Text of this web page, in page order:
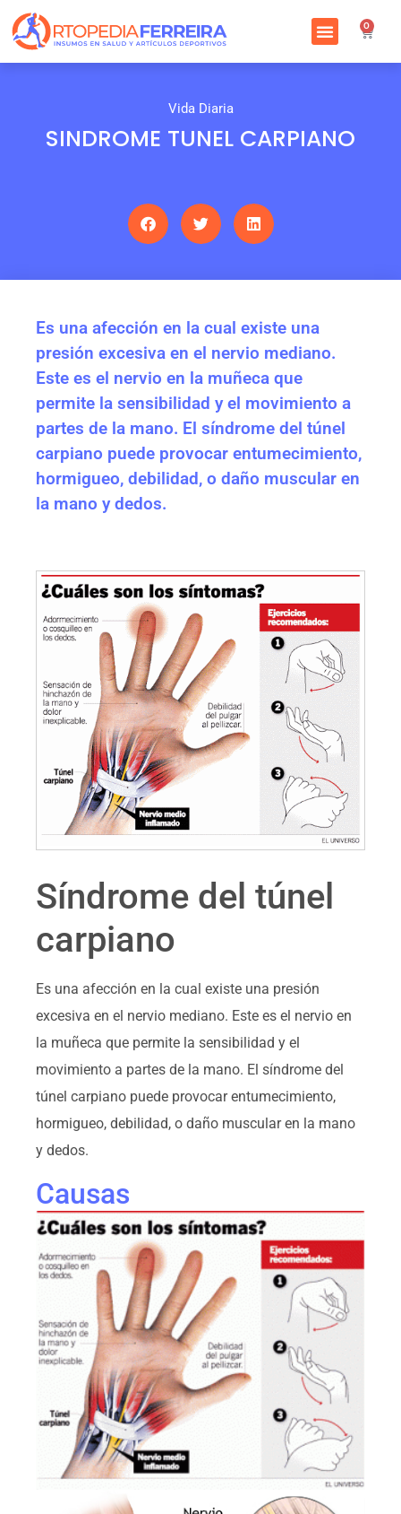
0
Vida Diaria
SINDROME TUNEL CARPIANO
Es una afección en la cual existe una
presión excesiva en el nervio mediano.
Este es el nervio en la muñeca que
permite la sensibilidad y el movimiento a
partes de la mano. El síndrome del túnel
carpiano puede provocar entumecimiento,
hormigueo, debilidad, o daño muscular en
la mano y dedos.
Síndrome del túnel
carpiano
Es una afección en la cual existe una presión
excesiva en el nervio mediano. Este es el nervio en
la muñeca que permite la sensibilidad y el
movimiento a partes de la mano. El síndrome del
túnel carpiano puede provocar entumecimiento,
hormigueo, debilidad, o daño muscular en la mano
y dedos.
Causas